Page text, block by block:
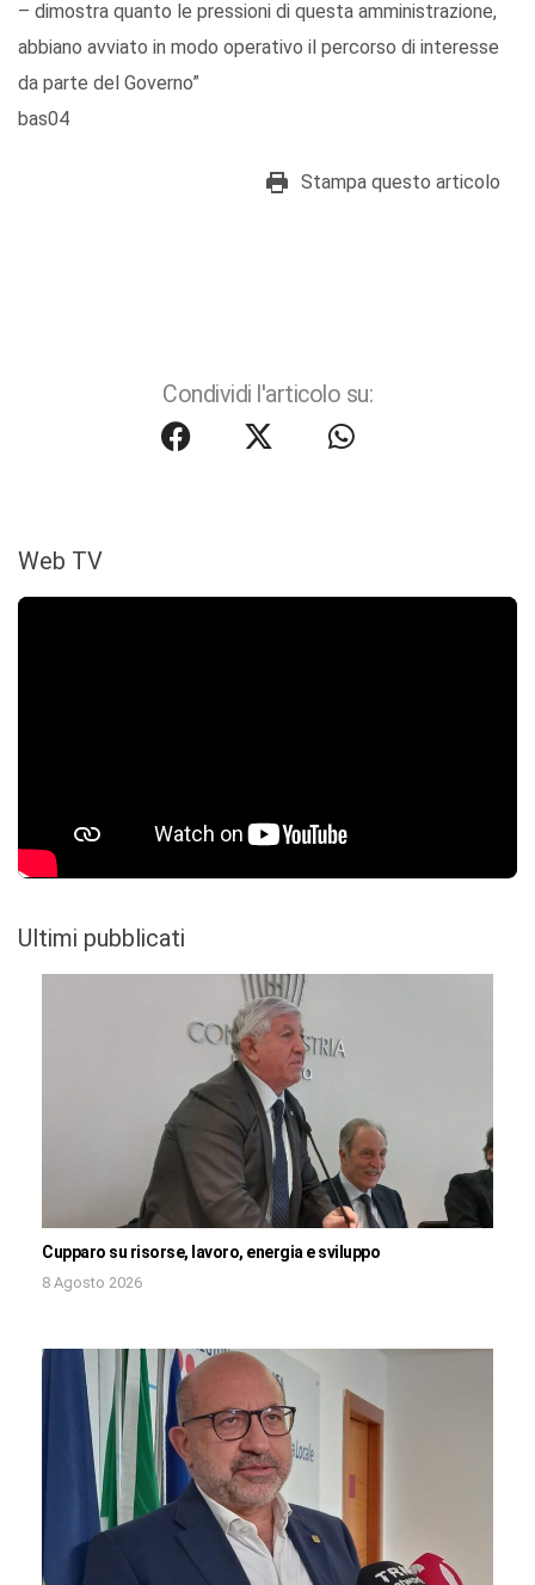
– dimostra quanto le pressioni di questa amministrazione,
abbiano avviato in modo operativo il percorso di interesse
da parte del Governo”
bas04
Stampa questo articolo
Condividi l'articolo su:
Web TV
Ultimi pubblicati
Cupparo su risorse, lavoro, energia e sviluppo
8 Agosto 2026